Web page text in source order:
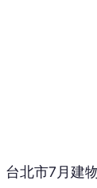
北市7月建